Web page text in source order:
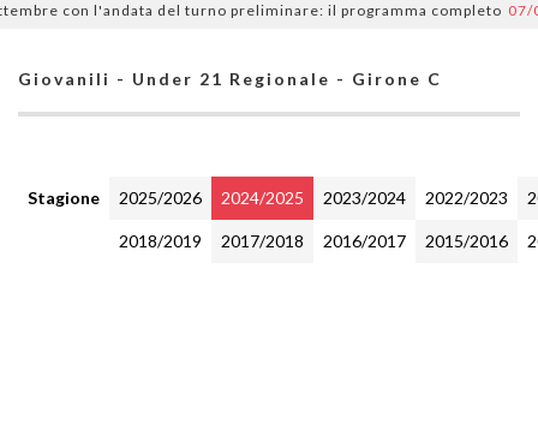
con l'andata del turno preliminare: il programma completo 07/08/
Giovanili - Under 21 Regionale - Girone C
Stagione 2025/2026 2024/2025 2023/2024 2022/2023
2018/2019 2017/2018 2016/2017 2015/2016